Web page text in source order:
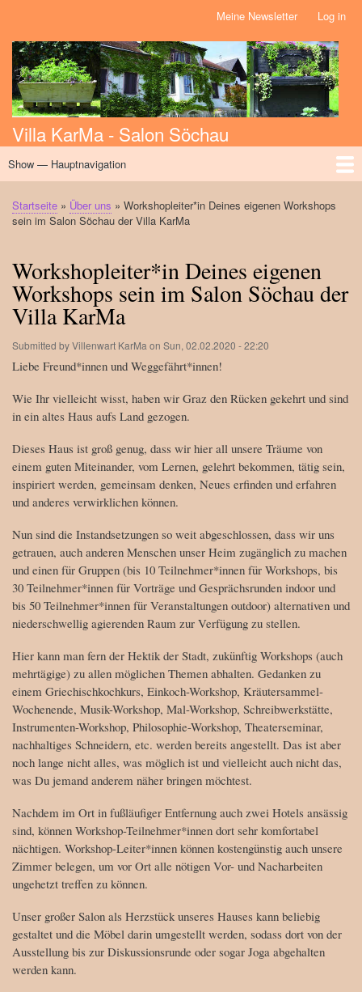
main
content
Meine Newsletter Log in
Villa KarMa - Salon Söchau
Hauptnavigation
Show — Hauptnavigation
Home
Über uns
Initiativen
Massage
Kalender
News
Workshops
Events
Breadcrumb
Startseite Über uns
Workshopleiter*in Deines eigenen Workshops
sein im Salon Söchau der Villa KarMa
Workshopleiter*in Deines eigenen
Workshops sein im Salon Söchau der
Villa KarMa
Submitted byVillenwart KarMa on Sun, 02.02.2020 - 22:20
Liebe Freund*innen und Weggefährt*innen!
Wie Ihr vielleicht wisst, haben wir Graz den Rücken gekehrt und sind
in ein altes Haus aufs Land gezogen.
Dieses Haus ist groß genug, dass wir hier all unsere Träume von
einem guten Miteinander, vom Lernen, gelehrt bekommen, tätig sein,
inspiriert werden, gemeinsam denken, Neues erfinden und erfahren
und anderes verwirklichen können.
Nun sind die Instandsetzungen so weit abgeschlossen, dass wir uns
getrauen, auch anderen Menschen unser Heim zugänglich zu machen
und einen für Gruppen (bis 10 Teilnehmer*innen für Workshops, bis
30 Teilnehmer*innen für Vorträge und Gesprächsrunden indoor und
bis 50 Teilnehmer*innen für Veranstaltungen outdoor) alternativen und
niederschwellig agierenden Raum zur Verfügung zu stellen.
Hier kann man fern der Hektik der Stadt, zukünftig Workshops (auch
mehrtägige) zu allen möglichen Themen abhalten. Gedanken zu
einem Griechischkochkurs, Einkoch-Workshop, Kräutersammel-
Wochenende, Musik-Workshop, Mal-Workshop, Schreibwerkstätte,
Instrumenten-Workshop, Philosophie-Workshop, Theaterseminar,
nachhaltiges Schneidern, etc. werden bereits angestellt. Das ist aber
noch lange nicht alles, was möglich ist und vielleicht auch nicht das,
was Du jemand anderem näher bringen möchtest.
Nachdem im Ort in fußläufiger Entfernung auch zwei Hotels ansässig
sind, können Workshop-Teilnehmer*innen dort sehr komfortabel
nächtigen. Workshop-Leiter*innen können kostengünstig auch unsere
Zimmer belegen, um vor Ort alle nötigen Vor- und Nacharbeiten
ungehetzt treffen zu können.
Unser großer Salon als Herzstück unseres Hauses kann beliebig
gestaltet und die Möbel darin umgestellt werden, sodass dort von der
Ausstellung bis zur Diskussionsrunde oder sogar Joga abgehalten
werden kann.